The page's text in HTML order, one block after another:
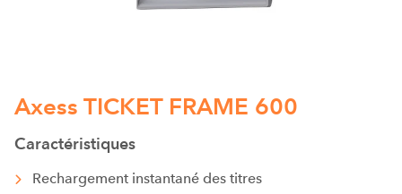
Axess TICKET FRAME 600
Caractéristiques
Rechargement instantané des titres